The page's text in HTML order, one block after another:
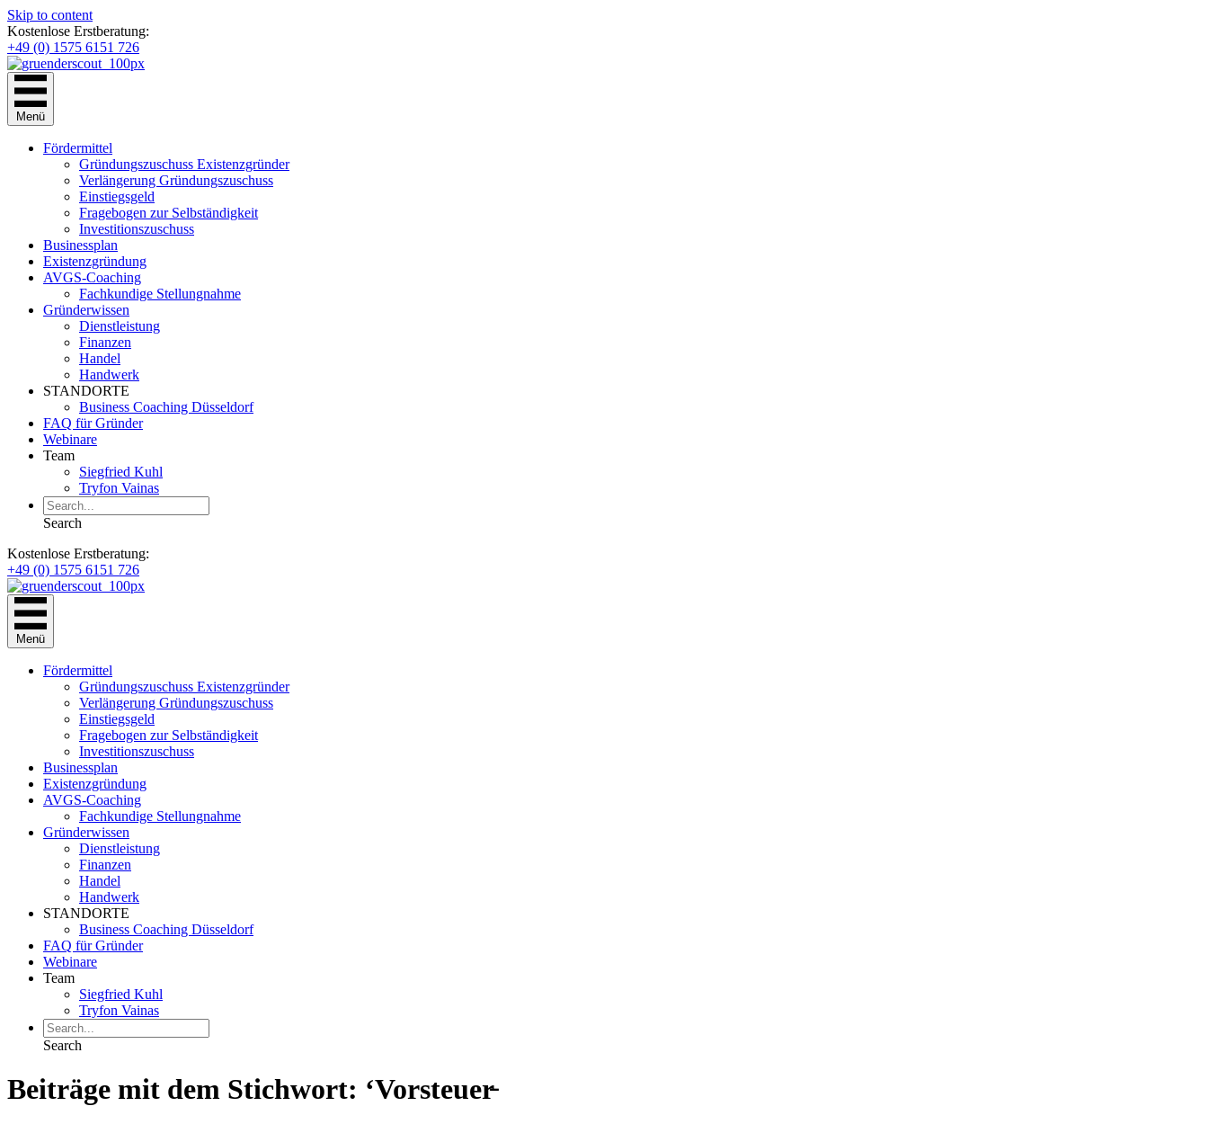
Skip to content
Kostenlose Erstberatung:
+49 (0) 1575 6151 726
Menü
Fördermittel
Gründungszuschuss Existenzgründer
Verlängerung Gründungszuschuss
Einstiegsgeld
Fragebogen zur Selbständigkeit
Investitionszuschuss
Businessplan
Existenzgründung
AVGS-Coaching
Fachkundige Stellungnahme
Gründerwissen
Dienstleistung
Finanzen
Handel
Handwerk
STANDORTE
Business Coaching Düsseldorf
FAQ für Gründer
Webinare
Team
Siegfried Kuhl
Tryfon Vainas
Search
Kostenlose Erstberatung:
+49 (0) 1575 6151 726
Menü
Fördermittel
Gründungszuschuss Existenzgründer
Verlängerung Gründungszuschuss
Einstiegsgeld
Fragebogen zur Selbständigkeit
Investitionszuschuss
Businessplan
Existenzgründung
AVGS-Coaching
Fachkundige Stellungnahme
Gründerwissen
Dienstleistung
Finanzen
Handel
Handwerk
STANDORTE
Business Coaching Düsseldorf
FAQ für Gründer
Webinare
Team
Siegfried Kuhl
Tryfon Vainas
Search
Beiträge mit dem Stichwort: ‘Vorsteuer̵